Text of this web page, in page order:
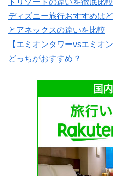
ディズニー旅行おすすめは
とアネックスの違いを比較
【エミオンタワーvsエミオ
どっちがおすすめ？